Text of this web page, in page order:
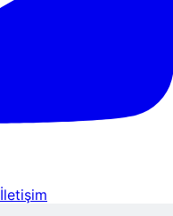
İletişim